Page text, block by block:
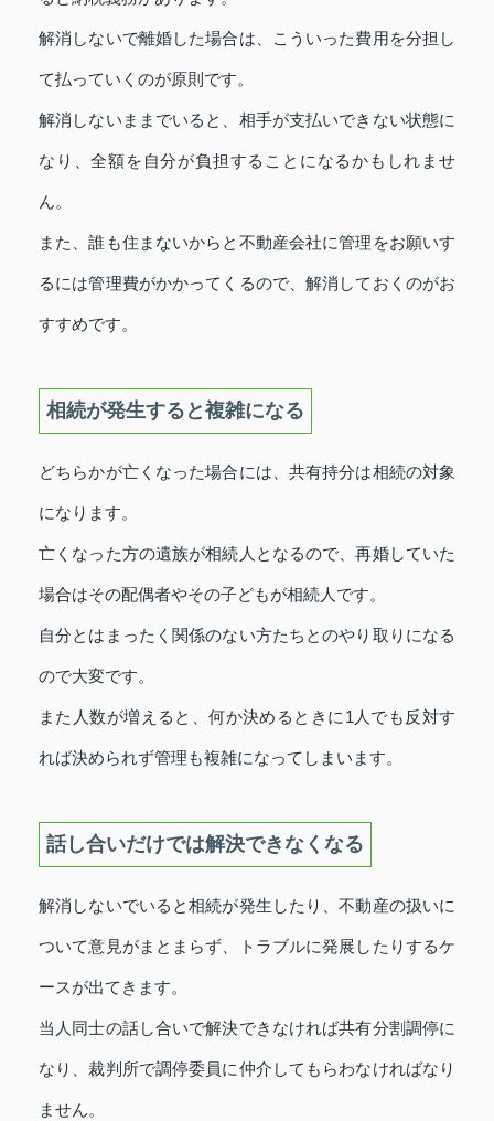
解消しないで離婚した場合は、こういった費用を分担し
て払っていくのが原則です。
解消しないままでいると、相手が支払いできない状態に
なり、全額を自分が負担することになるかもしれませ
ん。
また、誰も住まないからと不動産会社に管理をお願いす
るには管理費がかかってくるので、解消しておくのがお
すすめです。
相続が発生すると複雑になる
どちらかが亡くなった場合には、共有持分は相続の対象
になります。
亡くなった方の遺族が相続人となるので、再婚していた
場合はその配偶者やその子どもが相続人です。
自分とはまったく関係のない方たちとのやり取りになる
ので大変です。
また人数が増えると、何か決めるときに1人でも反対す
れば決められず管理も複雑になってしまいます。
話し合いだけでは解決できなくなる
解消しないでいると相続が発生したり、不動産の扱いに
ついて意見がまとまらず、トラブルに発展したりするケ
ースが出てきます。
当人同士の話し合いで解決できなければ共有分割調停に
なり、裁判所で調停委員に仲介してもらわなければなり
ません。